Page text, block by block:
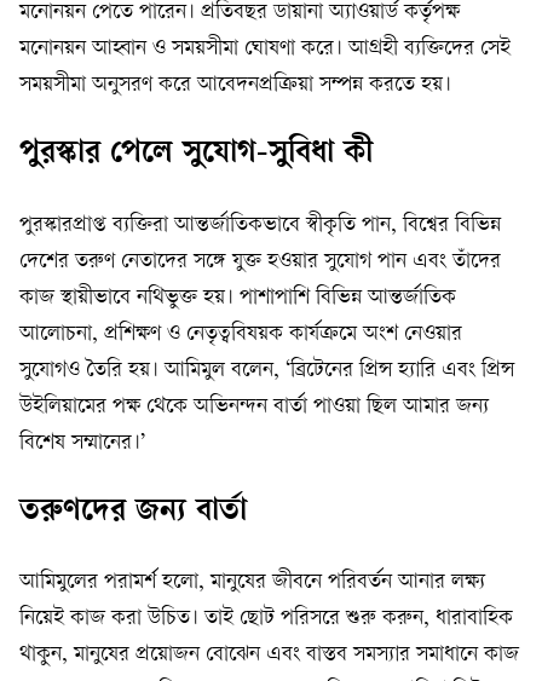
মনোনয়ন পেতে পারেন। প্রতিবছর ডায়ানা অ্যাওয়ার্ড কর্তৃপক্ষ
মনোনয়ন আহ্বান ও সময়সীমা ঘোষণা করে। আগ্রহী ব্যক্তিদের সেই
সময়সীমা অনুসরণ করে আবেদনপ্রক্রিয়া সম্পন্ন করতে হয়।
পুরস্কার পেলে সুযোগ-সুবিধা কী
পুরস্কারপ্রাপ্ত ব্যক্তিরা আন্তর্জাতিকভাবে স্বীকৃতি পান, বিশ্বের বিভিন্ন
দেশের তরুণ নেতাদের সঙ্গে যুক্ত হওয়ার সুযোগ পান এবং তাঁদের
কাজ স্থায়ীভাবে নথিভুক্ত হয়। পাশাপাশি বিভিন্ন আন্তর্জাতিক
আলোচনা, প্রশিক্ষণ ও নেতৃত্ববিষয়ক কার্যক্রমে অংশ নেওয়ার
সুযোগও তৈরি হয়। আমিমুল বলেন, ‘ব্রিটেনের প্রিন্স হ্যারি এবং প্রিন্স
উইলিয়ামের পক্ষ থেকে অভিনন্দন বার্তা পাওয়া ছিল আমার জন্য
বিশেষ সম্মানের।’
তরুণদের জন্য বার্তা
আমিমুলের পরামর্শ হলো, মানুষের জীবনে পরিবর্তন আনার লক্ষ্য
নিয়েই কাজ করা উচিত। তাই ছোট পরিসরে শুরু করুন, ধারাবাহিক
থাকুন, মানুষের প্রয়োজন বোঝেন এবং বাস্তব সমস্যার সমাধানে কাজ